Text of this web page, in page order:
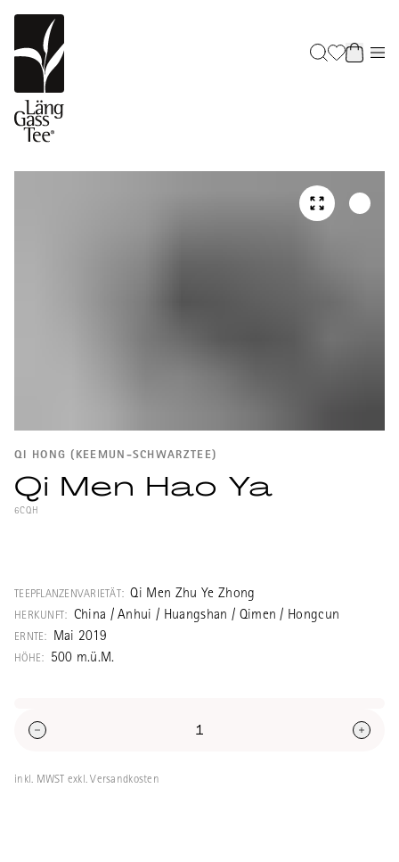
QI HONG (KEEMUN-SCHWARZTEE)
Qi Men Hao Ya
6CQH
echter Gongfucha in der höchsten Qualität
des maschinell nach Blattgrösse
aussortierten Tees. Haoya heisst wörtlich
"Haarige Knospe" und bedeutet sinngemäss
TEEPFLANZENVARIETÄT: Qi Men Zhu Ye Zhong
HERKUNFT: China / Anhui / Huangshan / Qimen / Hongcun
ERNTE: Mai 2019
HÖHE: 500 m.ü.M.
inkl. MWST exkl. Versandkosten